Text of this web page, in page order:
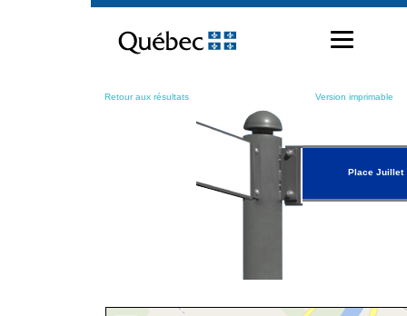
contenu
Retour aux résultats Version imprimable
Place Juillet